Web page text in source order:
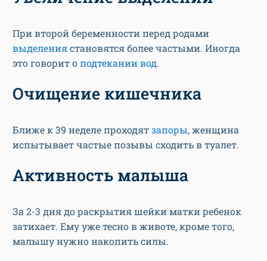
При второй беременности перед родами
это говорит оподтекании вод.
Очищение кишечника
Ближе к 39 неделе проходят запоры, женщина
Активность малыша
За 2-3 дня до раскрытия шейки матки ребенок
малышу нужно накопить силы.
Созревание шейки матки